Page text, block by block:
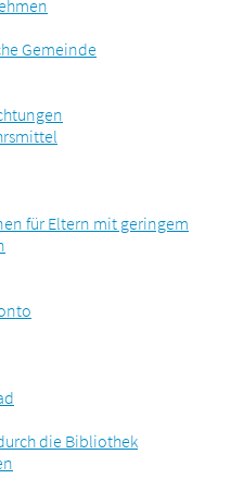
Gemeinde
für Eltern mit geringem
die Bibliothek